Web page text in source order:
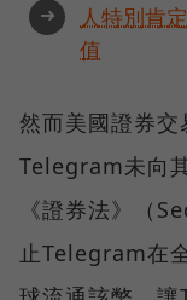
➜
人特別肯
值
然而美國證券交
Telegram未向
《證券法》（
止Telegram在